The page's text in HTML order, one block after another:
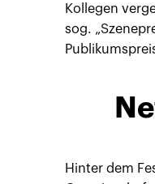
Kollegen
sog.
Hinter dem